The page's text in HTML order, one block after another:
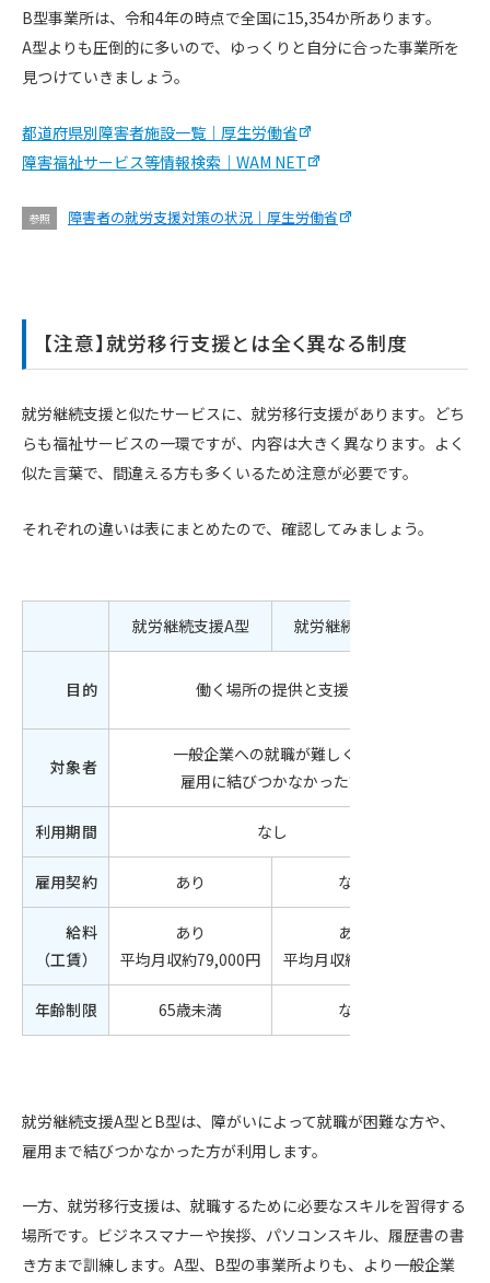
B型事業所は、令和4年の時点で全国に15,354か所あります。
A型よりも圧倒的に多いので、ゆっくりと自分に合った事業所を
見つけていきましょう。
都道府県別障害者施設一覧｜厚生労働省
障害福祉サービス等情報検索｜WAM NET
参照 障害者の就労支援対策の状況｜厚生労働省
【注意】就労移行支援とは全く異なる制度
就労継続支援と似たサービスに、就労移行支援があります。どち
らも福祉サービスの一環ですが、内容は大きく異なります。よく
似た言葉で、間違える方も多くいるため注意が必要です。
それぞれの違いは表にまとめたので、確認してみましょう。
就労継続支援A型 就労継続支援B型
目的 働く場所の提供と支援
対象者
一般企業への就職が難しく、
雇用に結びつかなかった方
利用期間 なし
雇用契約 あり なし
給料
（工賃）
あり
平均月収約79,000円
あり
平均月収約15,000円
年齢制限 65歳未満 なし
就労継続支援A型とB型は、障がいによって就職が困難な方や、
雇用まで結びつかなかった方が利用します。
一方、就労移行支援は、就職するために必要なスキルを習得する
場所です。ビジネスマナーや挨拶、パソコンスキル、履歴書の書
き方まで訓練します。A型、B型の事業所よりも、より一般企業